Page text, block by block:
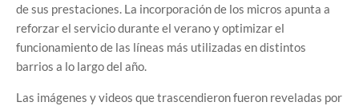
de sus prestaciones. La incorporación de los micros apunta a
reforzar el servicio durante el verano y optimizar el
funcionamiento de las líneas más utilizadas en distintos
barrios a lo largo del año.
Las imágenes y videos que trascendieron fueron reveladas por